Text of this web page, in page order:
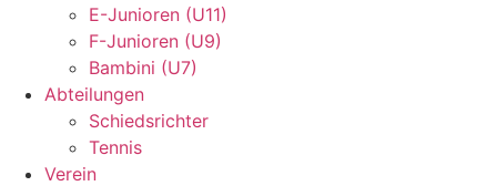
E-Junioren (U11)
F-Junioren (U9)
Bambini (U7)
Abteilungen
Schiedsrichter
Tennis
Verein